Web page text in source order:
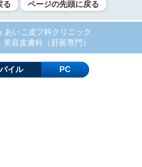
る ページの先頭に戻る
あいこ皮フ科クリニック
美容皮膚科（肝斑専門）
イル PC